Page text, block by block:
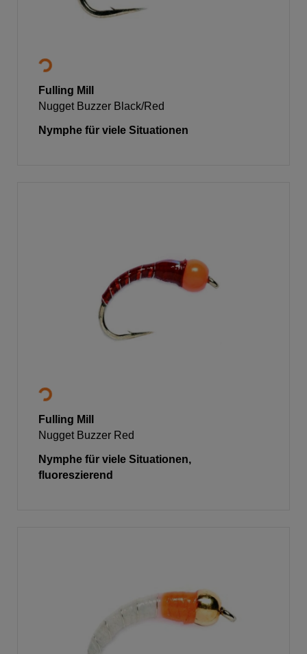
Fulling Mill
Nugget Buzzer Black/Red
Nymphe für viele Situationen
Fulling Mill
Nugget Buzzer Red
Nymphe für viele Situationen,
fluoreszierend